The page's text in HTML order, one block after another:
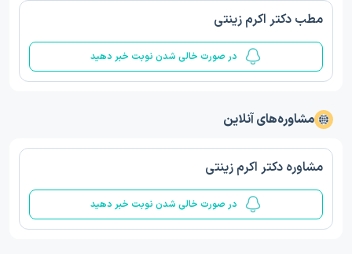
مطب دکتر اکرم زینتی
در صورت خالی شدن نوبت خبر دهید
مشاوره‌های آنلاین
مشاوره دکتر اکرم زینتی
در صورت خالی شدن نوبت خبر دهید